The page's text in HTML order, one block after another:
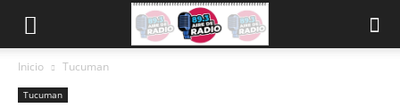
Inicio Tucuman
Tucuman